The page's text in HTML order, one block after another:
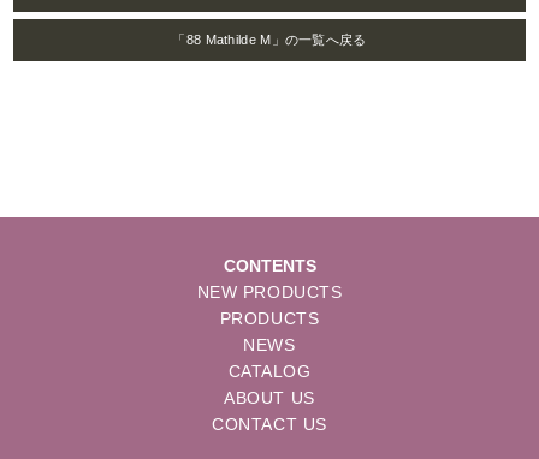
「88 Mathilde M」の一覧へ戻る
CONTENTS
NEW PRODUCTS
PRODUCTS
NEWS
CATALOG
ABOUT US
CONTACT US